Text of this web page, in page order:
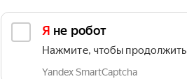
Я не робот
Нажмите, чтобы продолжить
Yandex SmartCaptcha